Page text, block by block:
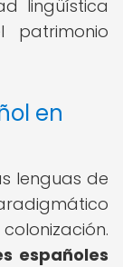
lingüística
patrimonio
en
lenguas de
españoles